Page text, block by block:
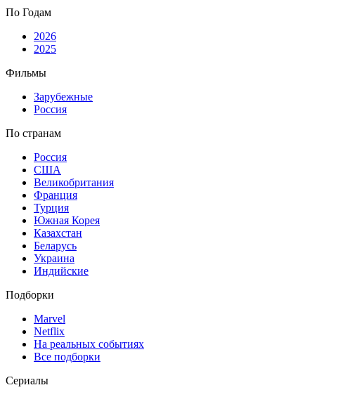
По Годам
2026
2025
Фильмы
Зарубежные
Россия
По странам
Россия
США
Великобритания
Франция
Турция
Южная Корея
Казахстан
Беларусь
Украина
Индийские
Подборки
Marvel
Netflix
На реальных событиях
Все подборки
Сериалы